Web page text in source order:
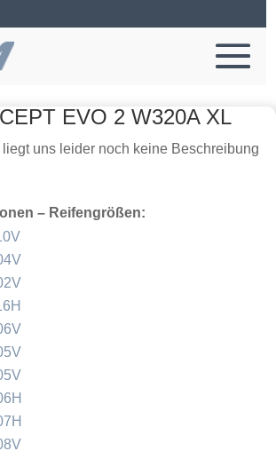
EVO 2 W320A XL
uns leider noch keine Beschreibung
– Reifengrößen: